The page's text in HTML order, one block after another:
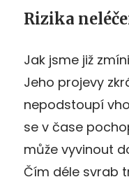
Rizika
Jak jsme již
Jeho projevy
nepodstoupí
se v čase
může vyvinout
Čím déle svrab